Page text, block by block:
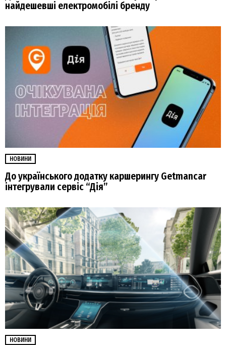
найдешевші електромобілі бренду
НОВИНИ
До українського додатку каршерингу Getmancar
інтегрували сервіс “Дія”
НОВИНИ